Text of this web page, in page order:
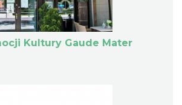
Kultury Gaude Mater